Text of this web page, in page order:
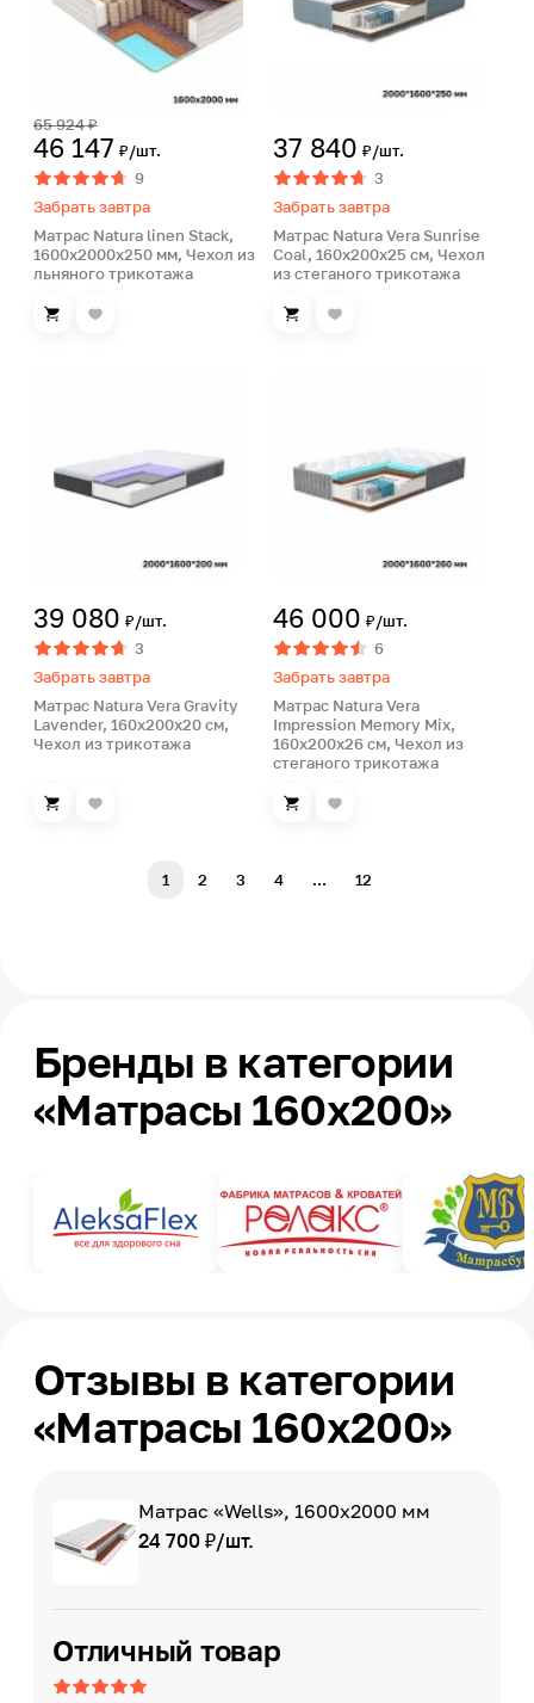
65 924 ₽
46 147 ₽/шт.
9
Забрать завтра
Матрас Natura linen Stack,
1600х2000х250 мм, Чехол из
льняного трикотажа
37 840 ₽/шт.
3
Забрать завтра
Матрас Natura Vera Sunrise
Coal, 160х200х25 см, Чехол
из стеганого трикотажа
39 080 ₽/шт.
3
Забрать завтра
Матрас Natura Vera Gravity
Lavender, 160х200х20 см,
Чехол из трикотажа
46 000 ₽/шт.
6
Забрать завтра
Матрас Natura Vera
Impression Memory Mix,
160х200х26 см, Чехол из
стеганого трикотажа
1 2 3 4 ... 12
Бренды в категории
«Матрасы 160х200»
Отзывы в категории
«Матрасы 160х200»
Матрас «Wells», 1600х2000 мм
24 700 ₽/шт.
Отличный товар